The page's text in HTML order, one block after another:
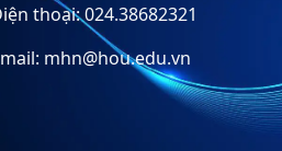
thoại: 024.38682321
mhn@hou.edu.vn